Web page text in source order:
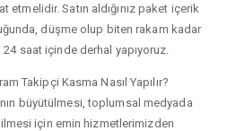
etmelidir. Satın aldığınız paket içerik
düşme olup biten rakam kadar
saat içinde derhal yapıyoruz.
Takipçi Kasma Nasıl Yapılır?
büyütülmesi, toplumsal medyada
için emin hizmetlerimizden